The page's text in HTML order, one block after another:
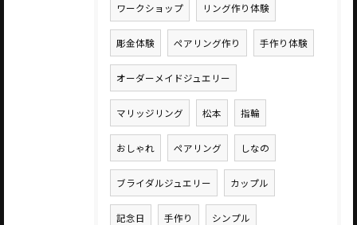
ワークショップ リング作り体験
彫金体験 ペアリング作り 手作り体験
オーダーメイドジュエリー
マリッジリング 松本 指輪
おしゃれ ペアリング しなの
ブライダルジュエリー カップル
記念日 手作り シンプル